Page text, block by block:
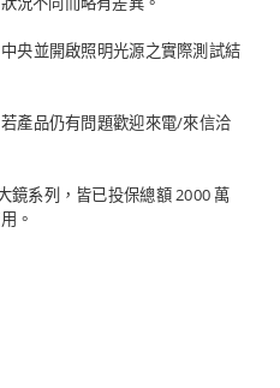
央並開啟照明光源之實際測試結
產品仍有問題歡迎來電/來信洽
鏡系列，皆已投保總額 2000 萬
。